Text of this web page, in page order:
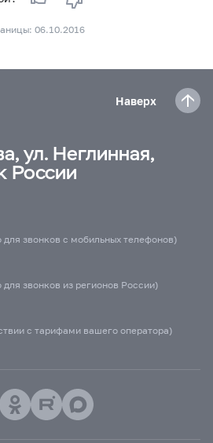
06.10.2016
Наверх
ул. Неглинная,
России
для звонков с мобильных телефонов)
звонков из регионов России)
с тарифами вашего оператора)